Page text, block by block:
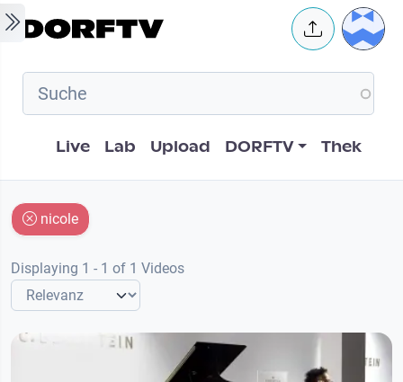
Skip to main content User
Hauptnavigation
Live Lab Upload DORFTV Thek
nicole
Displaying 1 - 1 of 1 Videos